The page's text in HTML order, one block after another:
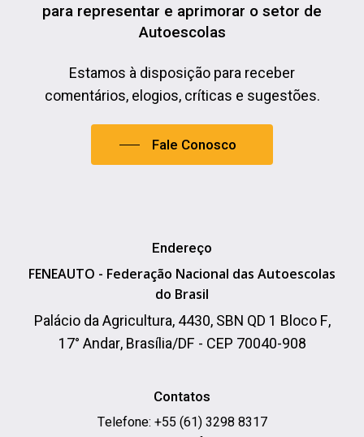
para representar e aprimorar o setor de
Autoescolas
Estamos à disposição para receber
comentários, elogios, críticas e sugestões.
Fale Conosco
Endereço
FENEAUTO - Federação Nacional das Autoescolas
do Brasil
Palácio da Agricultura, 4430, SBN QD 1 Bloco F,
17° Andar, Brasília/DF - CEP 70040-908
Contatos
Telefone: +55 (61) 3298 8317